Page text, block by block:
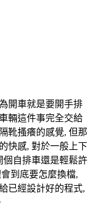
開車就是要開手排
輛這件事完全交給
靴搔癢的感覺, 但那
快感, 對於一般上下
個自排車還是輕鬆許
到底要怎麼換檔,
已經設計好的程式,